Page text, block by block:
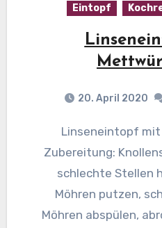
Eintopf
20. April 2020
Linseneintopf mit Mettwürstchen
Zubereitung:
schlechte Stellen
Möhren putzen,
Möhren abspülen,